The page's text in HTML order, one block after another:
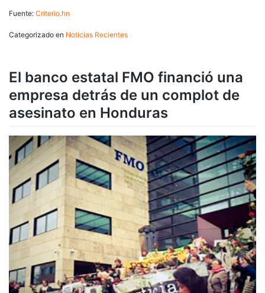
Fuente: Criterio.hn
Categorizado en Noticias Recientes
El banco estatal FMO financió una
empresa detrás de un complot de
asesinato en Honduras